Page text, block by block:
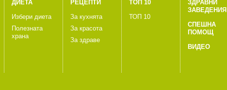
ДИЕТА
Избери диета
Полезната
храна
РЕЦЕПТИ
За кухнята
За красота
За здраве
ТОП 10
ТОП 10
ЗДРАВНИ
ЗАВЕДЕНИЯ
СПЕШНА
ПОМОЩ
ВИДЕО